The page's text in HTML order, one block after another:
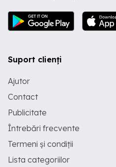
Suport clienți
Ajutor
Contact
Publicitate
Întrebări frecvente
Termeni și condiții
Lista categoriilor